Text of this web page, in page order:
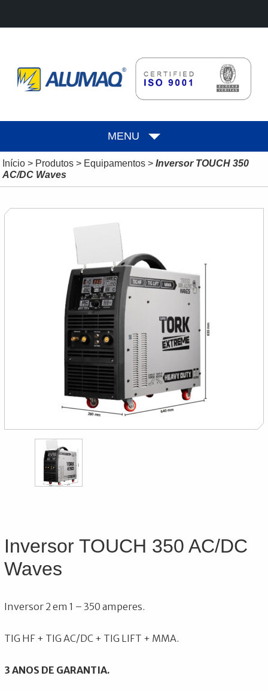
MENU
Início> Produtos> Equipamentos> Inversor TOUCH 350
AC/DC Waves
Inversor TOUCH 350 AC/DC
Waves
Inversor 2 em 1 – 350 amperes.
TIG HF + TIG AC/DC + TIG LIFT + MMA.
3 ANOS DE GARANTIA.